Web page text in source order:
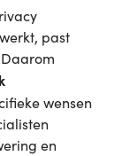
past
wensen
en